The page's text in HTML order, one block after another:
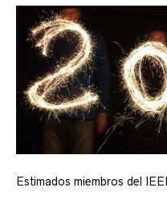
Estimados miembros del